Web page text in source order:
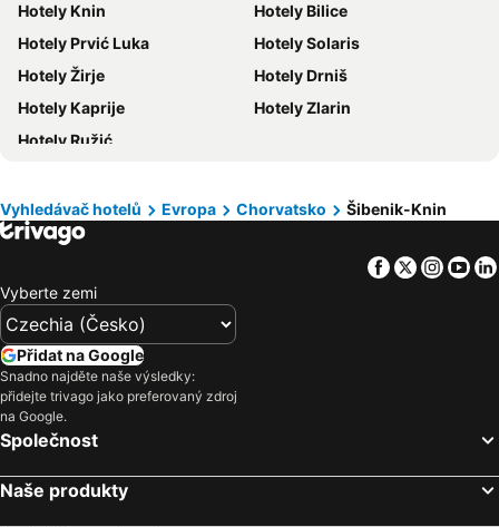
Hotely Rakousko
Hotely Polsko
Hotely Slovinsko
Hotely Jeseníky
Hotely Korfu
Hotely Emilia-Romagna
Hotely Krkonoše
Hotely Španělsko
Hotely Kypr
Hotely Koh Samui
Hotely Knin
Hotely Bilice
Hotely Prvić Luka
Hotely Solaris
Hotely Žirje
Hotely Drniš
Hotely Kaprije
Hotely Zlarin
Hotely Ružić
Vyhledávač hotelů Evropa Chorvatsko Šibenik-Knin
Facebook
Twitter
Vyberte zemi
Přidat na Google
Snadno najděte naše výsledky:
přidejte trivago jako preferovaný zdroj
na Google.
Společnost
Naše produkty